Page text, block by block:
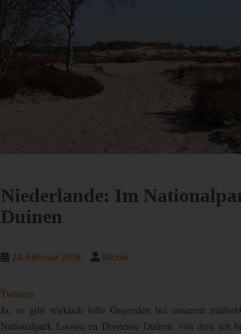
Niederlande: Im
Duinen
24. Februar 2018 Nicole
Twittern
Ja, es gibt wirklich tolle Gegenden bei unserem
Nationalpark Loonse en Drunense Duinen, von dem ich